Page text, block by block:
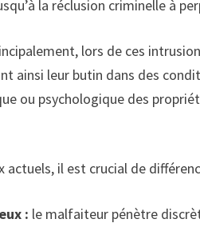
la réclusion criminelle à
lors de ces
ainsi leur butin dans des
ou psychologique des
actuels, il est crucial de
: le malfaiteur pénètre